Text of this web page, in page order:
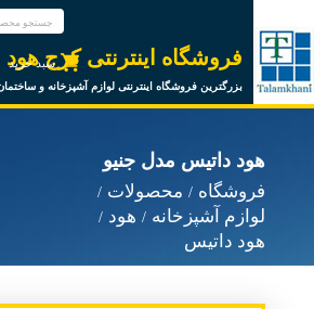
فروشگاه اینترنتی کرج هود
بزرگترین فروشگاه اینترنتی لوازم آشپزخانه و
سبد خرید
هود داتیس مدل جنیو
فروشگاه
محصولات
لوازم آشپزخانه
هود
هود داتیس